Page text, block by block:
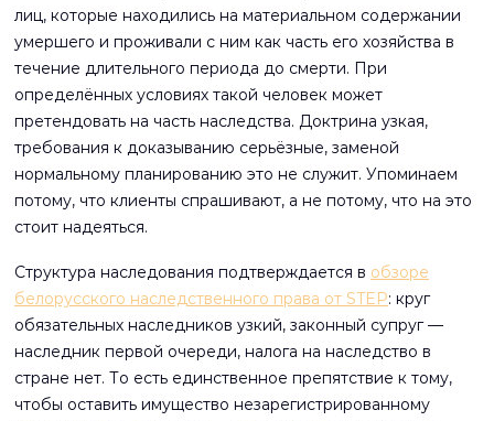
лиц, которые находились на материальном содержании
умершего и проживали с ним как часть его хозяйства в
течение длительного периода до смерти. При
определённых условиях такой человек может
претендовать на часть наследства. Доктрина узкая,
требования к доказыванию серьёзные, заменой
нормальному планированию это не служит. Упоминаем
потому, что клиенты спрашивают, а не потому, что на это
стоит надеяться.
Структура наследования подтверждается в обзоре
белорусского наследственного права от STEP: круг
обязательных наследников узкий, законный супруг —
наследник первой очереди, налога на наследство в
стране нет. То есть единственное препятствие к тому,
чтобы оставить имущество незарегистрированному